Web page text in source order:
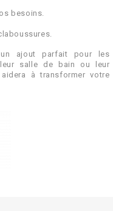
besoins.
un ajout parfait pour les
salle de bain ou leur
à transformer votre